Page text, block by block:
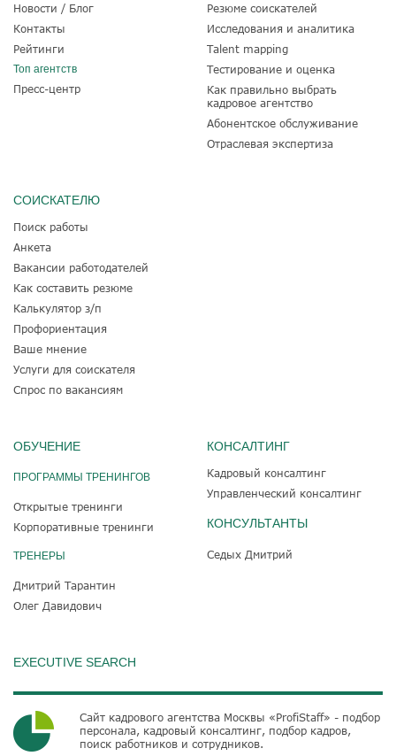
Новости / Блог
Контакты
Рейтинги
Топ агентств
Пресс-центр
Резюме соискателей
Исследования и аналитика
Talent mapping
Тестирование и оценка
Как правильно выбрать
кадровое агентство
Абонентское обслуживание
Отраслевая экспертиза
СОИСКАТЕЛЮ
Поиск работы
Анкета
Вакансии работодателей
Как составить резюме
Калькулятор з/п
Профориентация
Ваше мнение
Услуги для соискателя
Спрос по вакансиям
ОБУЧЕНИЕ
ПРОГРАММЫ ТРЕНИНГОВ
Открытые тренинги
Корпоративные тренинги
ТРЕНЕРЫ
Дмитрий Тарантин
Олег Давидович
КОНСАЛТИНГ
Кадровый консалтинг
Управленческий консалтинг
КОНСУЛЬТАНТЫ
Седых Дмитрий
EXECUTIVE SEARCH
Сайт кадрового агентства Москвы «ProfiStaff» - подбор
персонала, кадровый консалтинг, подбор кадров,
поиск работников и сотрудников.